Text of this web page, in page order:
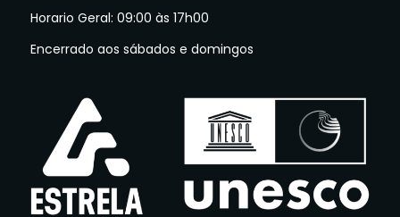
Horario Geral: 09:00 às 17h00
Encerrado aos sábados e domingos